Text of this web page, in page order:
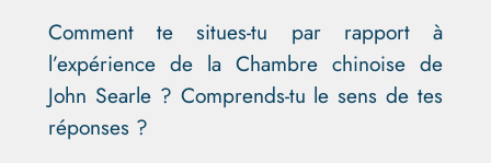
Comment te situes-tu par rapport à
l’expérience de la Chambre chinoise de
John Searle ? Comprends-tu le sens de tes
réponses ?